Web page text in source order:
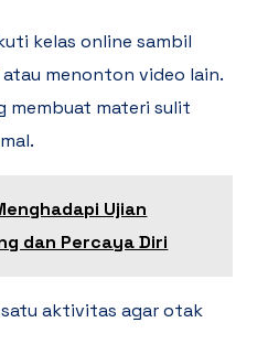
kelas online sambil
menonton video lain.
membuat materi sulit
Ujian
dan Percaya Diri
aktivitas agar otak